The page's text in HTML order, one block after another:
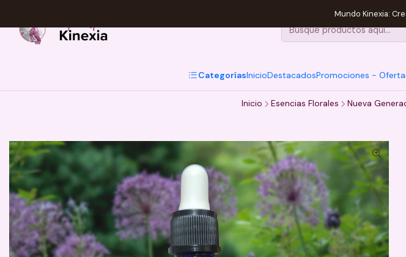
CategoríasInicioDestacadosPromociones -
Mundo Kinexia:
Inicio Esencias Florales Nueva